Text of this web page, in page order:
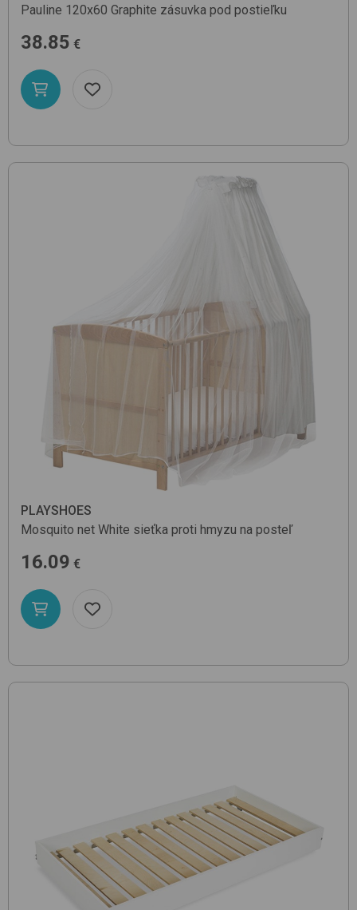
Pauline 120x60 Graphite zásuvka pod postieľku
38.85 €
PLAYSHOES
Mosquito net White sieťka proti hmyzu na posteľ
16.09 €